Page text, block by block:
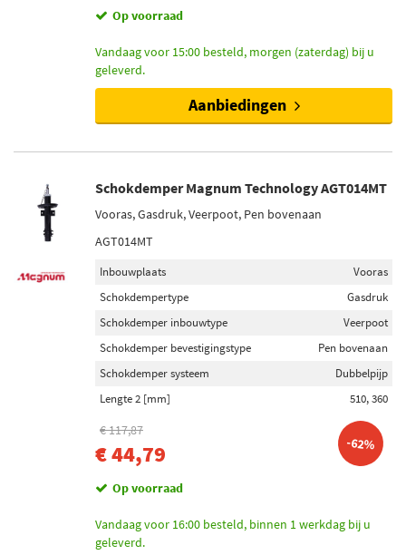
Op voorraad
Vandaag voor 15:00 besteld, morgen (zaterdag) bij u
geleverd.
Aanbiedingen
Schokdemper Magnum Technology AGT014MT
Vooras, Gasdruk, Veerpoot, Pen bovenaan
AGT014MT
Inbouwplaats
Vooras
Schokdempertype
Gasdruk
Schokdemper inbouwtype
Veerpoot
Schokdemper bevestigingstype
Pen bovenaan
Schokdemper systeem
Dubbelpijp
Lengte 2 [mm]
510, 360
€ 117,87
€ 44,79 -62%
Op voorraad
Vandaag voor 16:00 besteld, binnen 1 werkdag bij u
geleverd.